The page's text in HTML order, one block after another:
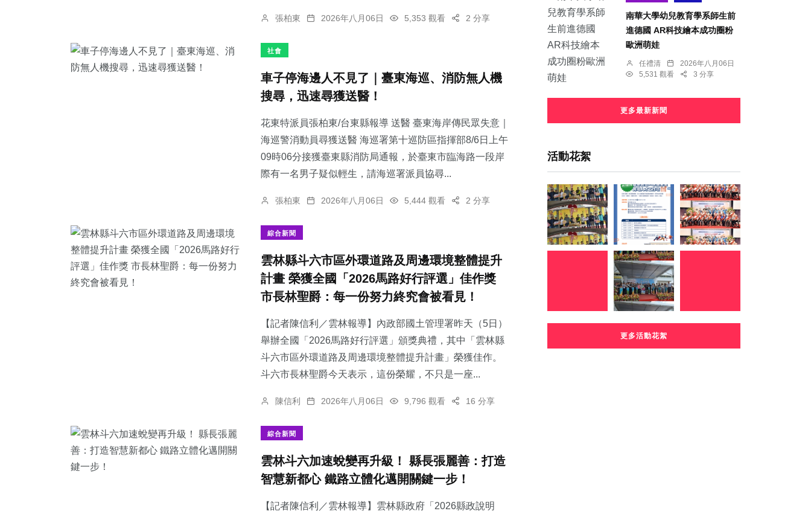
張柏東 2026年八月06日 5,353 觀看 2 分享
社會
車子停海邊人不見了｜臺東海巡、消防無人機
搜尋，迅速尋獲送醫！
花東特派員張柏東/台東縣報導 送醫 臺東海岸傳民眾失意｜
海巡警消動員尋獲送醫 海巡署第十巡防區指揮部8/6日上午
09時06分接獲臺東縣消防局通報，於臺東市臨海路一段岸
際有一名男子疑似輕生，請海巡署派員協尋...
張柏東 2026年八月06日 5,444 觀看 2 分享
綜合新聞
雲林縣斗六市區外環道路及周邊環境整體提升
計畫 榮獲全國「2026馬路好行評選」佳作獎
市長林聖爵：每一份努力終究會被看見！
【記者陳信利／雲林報導】內政部國土管理署昨天（5日）
舉辦全國「2026馬路好行評選」頒獎典禮，其中「雲林縣
斗六市區外環道路及周邊環境整體提升計畫」榮獲佳作。
斗六市長林聖爵今天表示，這份榮耀，不只是一座...
陳信利 2026年八月06日 9,796 觀看 16 分享
綜合新聞
雲林斗六加速蛻變再升級！ 縣長張麗善：打造
智慧新都心 鐵路立體化邁開關鍵一步！
【記者陳信利／雲林報導】雲林縣政府「2026縣政說明
南華大學幼兒教育學系師生前
進德國 AR科技繪本成功圈粉
歐洲萌娃
任禮清
2026年八月06日
5,531 觀看
3 分享
更多最新新聞
活動花絮
更多活動花絮